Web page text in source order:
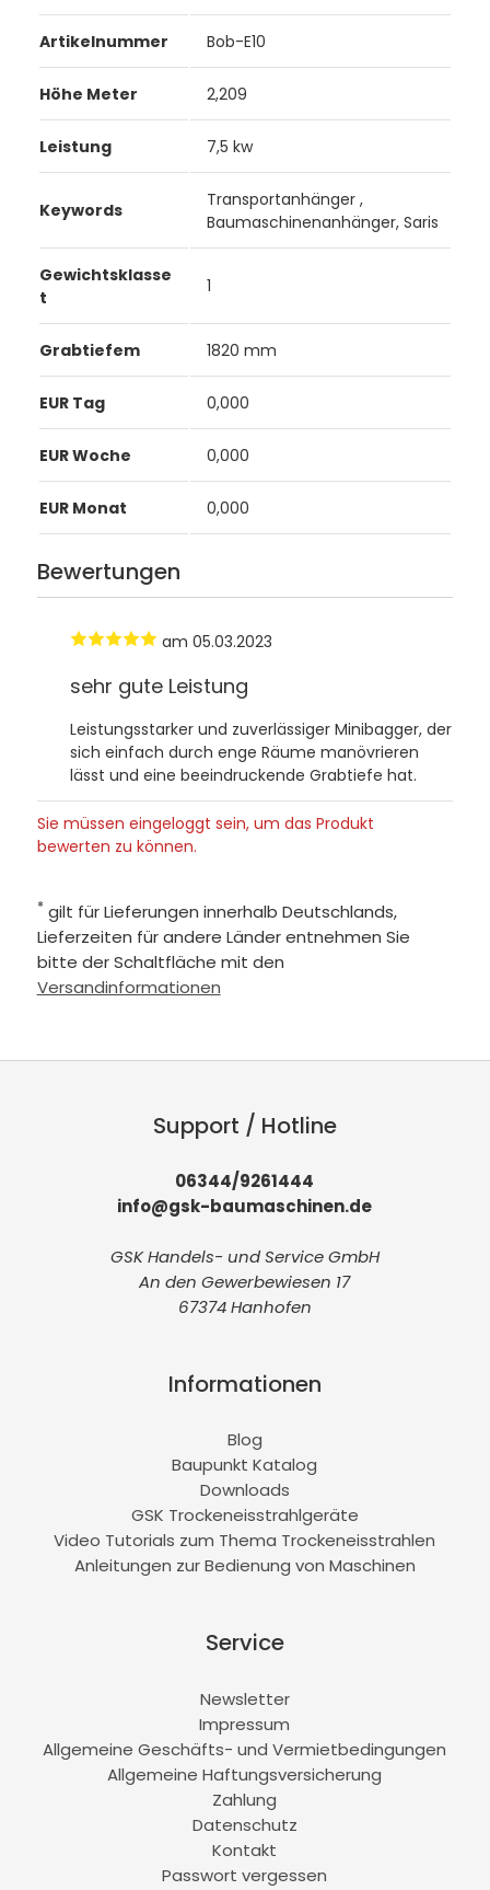
Artikelnummer Bob-E10
Höhe Meter 2,209
Leistung 7,5 kw
Keywords
Transportanhänger ,
Baumaschinenanhänger, Saris
Gewichtsklasse
t
1
Grabtiefem 1820 mm
EUR Tag 0,000
EUR Woche 0,000
EUR Monat 0,000
Bewertungen
am 05.03.2023
sehr gute Leistung
Leistungsstarker und zuverlässiger Minibagger, der
sich einfach durch enge Räume manövrieren
lässt und eine beeindruckende Grabtiefe hat.
Sie müssen eingeloggt sein, um das Produkt
bewerten zu können.
* gilt für Lieferungen innerhalb Deutschlands,
Lieferzeiten für andere Länder entnehmen Sie
bitte der Schaltfläche mit den
Versandinformationen
Support / Hotline
06344/9261444
info@gsk-baumaschinen.de
GSK Handels- und Service GmbH
An den Gewerbewiesen 17
67374 Hanhofen
Informationen
Blog
Baupunkt Katalog
Downloads
GSK Trockeneisstrahlgeräte
Video Tutorials zum Thema Trockeneisstrahlen
Anleitungen zur Bedienung von Maschinen
Service
Newsletter
Impressum
Allgemeine Geschäfts- und Vermietbedingungen
Allgemeine Haftungsversicherung
Zahlung
Datenschutz
Kontakt
Passwort vergessen